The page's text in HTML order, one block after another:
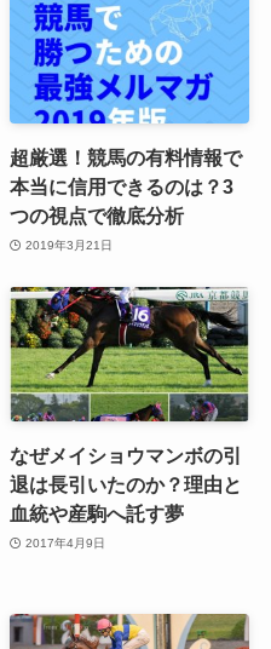
超厳選！競馬の有料情報で
本当に信用できるのは？3
つの視点で徹底分析
2019年3月21日
なぜメイショウマンボの引
退は長引いたのか？理由と
血統や産駒へ託す夢
2017年4月9日